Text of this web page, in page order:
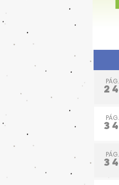
PÁG.
24
PÁG.
34
PÁG.
34